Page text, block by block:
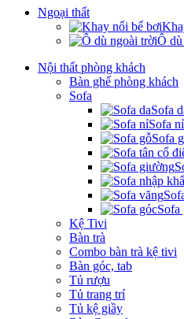
Ngoại thất
Ô
Nội thất phòng khách
Bàn ghế phòng khách
Sofa
Sofa
Sofa nỉ
Sofa
Sofa
Kệ Tivi
Bàn trà
Combo bàn trà kệ tivi
Bàn góc, tab
Tủ rượu
Tủ trang trí
Tủ kệ giầy